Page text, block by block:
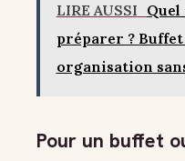
LIRE AUSSI
préparer ?
organisation
Pour un buffet